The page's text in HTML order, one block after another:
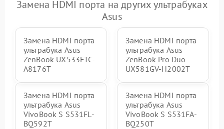
Замена HDMI порта на других ультрабуках
Asus
Замена HDMI порта
ультрабука Asus
ZenBook UX533FTC-
A8176T
Замена HDMI порта
ультрабука Asus
ZenBook Pro Duo
UX581GV-H2002T
Замена HDMI порта
ультрабука Asus
VivoBook S S531FL-
BQ592T
Замена HDMI порта
ультрабука Asus
VivoBook S S531FA-
BQ250T